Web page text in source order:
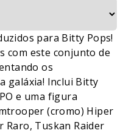
para Bitty Pops!
com este conjunto de
os
galáxia! Inclui Bitty
e uma figura
(cromo) Hiper
Raro, Tuskan Raider